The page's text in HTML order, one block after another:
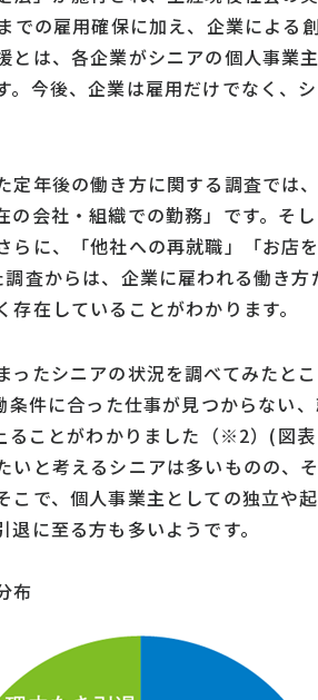
での雇用確保に加え、企業による
とは、各企業がシニアの個人事業
。今後、企業は雇用だけでなく、
定年後の働き方に関する調査では
の会社・組織での勤務」です。そ
らに、「他社への再就職」「お店
査からは、企業に雇われる働き方
在していることがわかります。
ったシニアの状況を調べてみたと
件に合った仕事が見つからない
ることがわかりました（※2）(図
いと考えるシニアは多いものの、
で、個人事業主としての独立や
に至る方も多いようです。
布